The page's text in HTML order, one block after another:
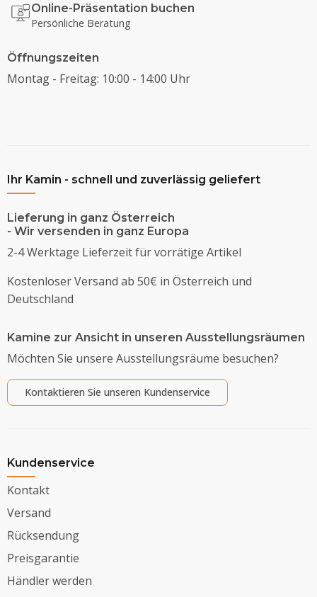
Online-Präsentation buchen
Persönliche Beratung
Öffnungszeiten
Montag - Freitag: 10:00 - 14:00 Uhr
Ihr Kamin - schnell und zuverlässig geliefert
Lieferung in ganz Österreich
- Wir versenden in ganz Europa
2-4 Werktage Lieferzeit für vorrätige Artikel
Kostenloser Versand ab 50€ in Österreich und
Deutschland
Kamine zur Ansicht in unseren Ausstellungsräumen
Möchten Sie unsere Ausstellungsräume besuchen?
Kontaktieren Sie unseren Kundenservice
Kundenservice
Kontakt
Versand
Rücksendung
Preisgarantie
Händler werden